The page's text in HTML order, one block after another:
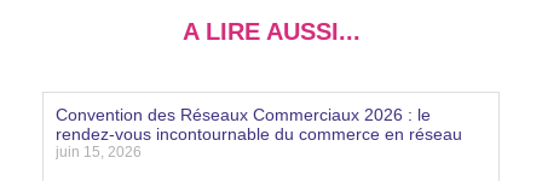
A LIRE AUSSI...
Convention des Réseaux Commerciaux 2026 : le
rendez-vous incontournable du commerce en réseau
juin 15, 2026